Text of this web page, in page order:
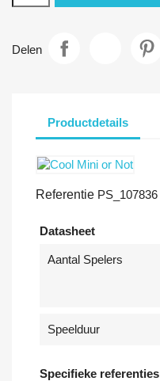
Delen
Productdetails
Referentie PS_107836
Datasheet
Aantal Spelers
Speelduur
Specifieke referenties